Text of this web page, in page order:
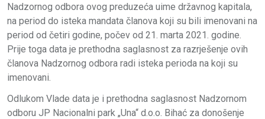
Nadzornog odbora ovog preduzeća uime državnog kapitala,
na period do isteka mandata članova koji su bili imenovani na
period od četiri godine, počev od 21. marta 2021. godine.
Prije toga data je prethodna saglasnost za razrješenje ovih
članova Nadzornog odbora radi isteka perioda na koji su
imenovani.
Odlukom Vlade data je i prethodna saglasnost Nadzornom
odboru JP Nacionalni park „Una“ d.o.o. Bihać za donošenje